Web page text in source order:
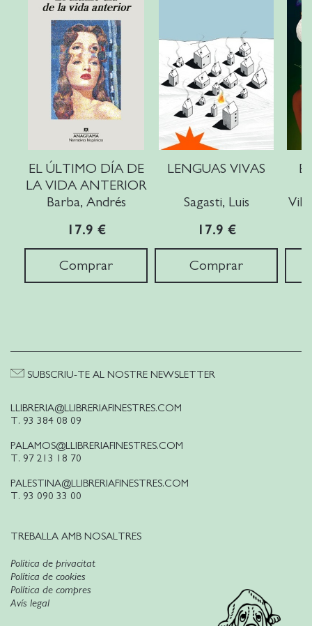
EL ÚLTIMO DÍA DE
LA VIDA ANTERIOR
Barba, Andrés
17.9 €
Comprar
LENGUAS VIVAS
Sagasti, Luis
17.9 €
Comprar
LLIBRERIA@LLIBRERIAFINESTRES.COM
T. 93 384 08 09
PALAMOS@LLIBRERIAFINESTRES.COM
T. 97 213 18 70
PALESTINA@LLIBRERIAFINESTRES.COM
T. 93 090 33 00
TREBALLA AMB NOSALTRES
SUBSCRIU-TE AL NOSTRE NEWSLETTER
Política de privacitat
Política de cookies
Avís legal
Política de compres